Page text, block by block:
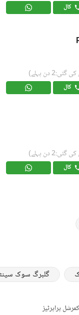
کال
دن پہلے)
کال
دن پہلے)
کال
گلبرگ سوک